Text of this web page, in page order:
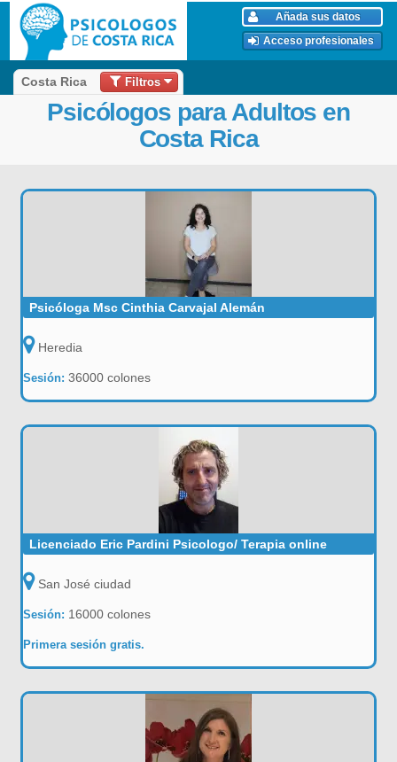
Añada sus datos
Acceso profesionales
Costa Rica Filtros
Psicólogos para Adultos en
Costa Rica
Psicóloga Msc Cinthia Carvajal Alemán
Heredia
Sesión:36000 colones
Licenciado Eric Pardini Psicologo/ Terapia online
San José ciudad
Sesión: 16000 colones
Primera sesión gratis.